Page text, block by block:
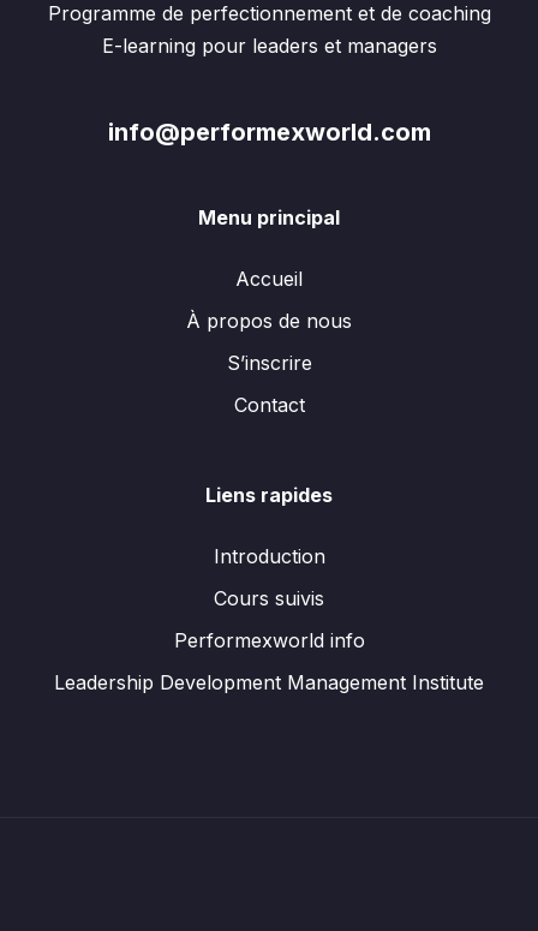
Programme de perfectionnement et de coaching
E-learning pour leaders et managers
info@performexworld.com
Menu principal
Accueil
À propos de nous
S’inscrire
Contact
Liens rapides
Introduction
Cours suivis
Performexworld info
Leadership Development Management Institute